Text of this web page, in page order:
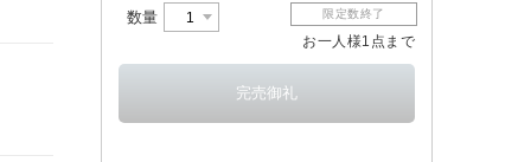
数量 限定数終了
お一人様1点まで